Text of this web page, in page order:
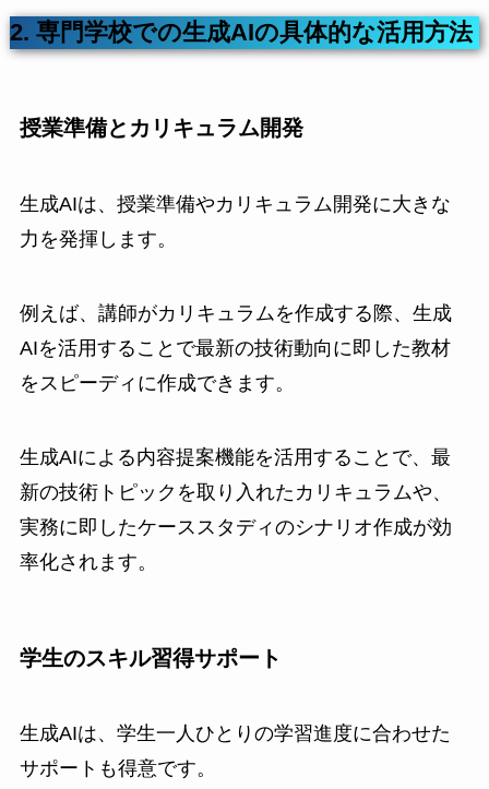
2. 専門学校での生成AIの具体的な活用方法
授業準備とカリキュラム開発
生成AIは、授業準備やカリキュラム開発に大きな
力を発揮します。
例えば、講師がカリキュラムを作成する際、生成
AIを活用することで最新の技術動向に即した教材
をスピーディに作成できます。
生成AIによる内容提案機能を活用することで、最
新の技術トピックを取り入れたカリキュラムや、
実務に即したケーススタディのシナリオ作成が効
率化されます。
学生のスキル習得サポート
生成AIは、学生一人ひとりの学習進度に合わせた
サポートも得意です。